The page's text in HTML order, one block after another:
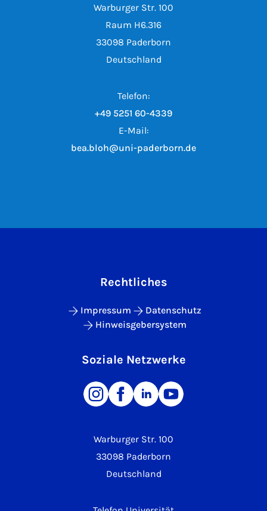
Warburger Str. 100
Raum H6.316
33098 Paderborn
Deutschland
Telefon:
+49 5251 60-4339
E-Mail:
bea.bloh@uni-paderborn.de
Warburger Str. 100
33098 Paderborn
Deutschland
Rechtliches
Impressum
Datenschutz
Hinweisgebersystem
Soziale Netzwerke